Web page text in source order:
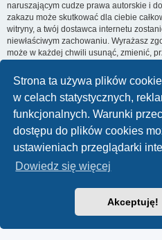
Strona ta używa plików
w celach statystycznych,
funkcjonalnych. Warunki
dostępu do plików cookies
ustawieniach przeglądarki
Dowiedz się więcej
Akceptuję!
naruszającym cudze prawa autorskie i
zakazu może skutkować dla ciebie
witryny, a twój dostawca internetu
niewłaściwym zachowaniu. Wyrażasz
może w każdej chwili usunąć, zmienić,
temat, post. Wyrażasz zgodę na
ciebie informacji w naszej bazie
nikomu bez twojej zgody, ale ani
odpowiedzialności za włamania do
kradzieży danych.
arkadia.rpg.pl Forum
Technologię dostarcza